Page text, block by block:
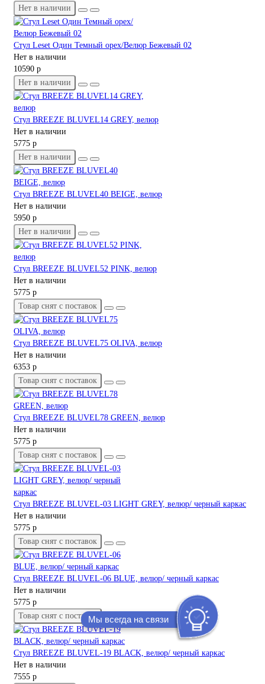
Нет в наличии
Стул Leset Один Темный орех/Велюр Бежевый 02
Нет в наличии
10590 р
Нет в наличии
Стул BREEZE BLUVEL14 GREY, велюр
Нет в наличии
5775 р
Нет в наличии
Стул BREEZE BLUVEL40 BEIGE, велюр
Нет в наличии
5950 р
Нет в наличии
Стул BREEZE BLUVEL52 PINK, велюр
Нет в наличии
5775 р
Товар снят с поставок
Стул BREEZE BLUVEL75 OLIVA, велюр
Нет в наличии
6353 р
Товар снят с поставок
Стул BREEZE BLUVEL78 GREEN, велюр
Нет в наличии
5775 р
Товар снят с поставок
Стул BREEZE BLUVEL-03 LIGHT GREY, велюр/ черный каркас
Нет в наличии
5775 р
Товар снят с поставок
Стул BREEZE BLUVEL-06 BLUE, велюр/ черный каркас
Нет в наличии
5775 р
Товар снят с поставок
Стул BREEZE BLUVEL-19 BLACK, велюр/ черный каркас
Нет в наличии
7555 р
Мы всегда на связи